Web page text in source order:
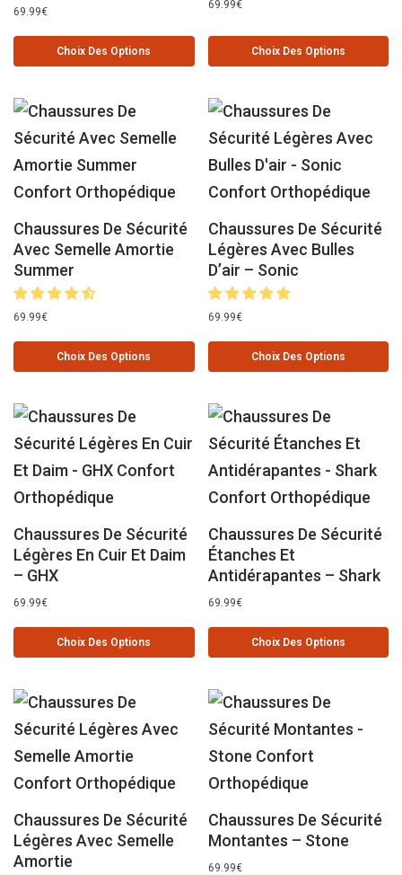
69.99€
Choix Des Options
69.99€
Choix Des Options
Chaussures De Sécurité
Avec Semelle Amortie
Summer
69.99€
Choix Des Options
Chaussures De Sécurité
Légères Avec Bulles
D’air – Sonic
69.99€
Choix Des Options
Chaussures De Sécurité
Légères En Cuir Et Daim
– GHX
69.99€
Choix Des Options
Chaussures De Sécurité
Étanches Et
Antidérapantes – Shark
69.99€
Choix Des Options
Chaussures De Sécurité
Légères Avec Semelle
Amortie
Chaussures De Sécurité
Montantes – Stone
69.99€